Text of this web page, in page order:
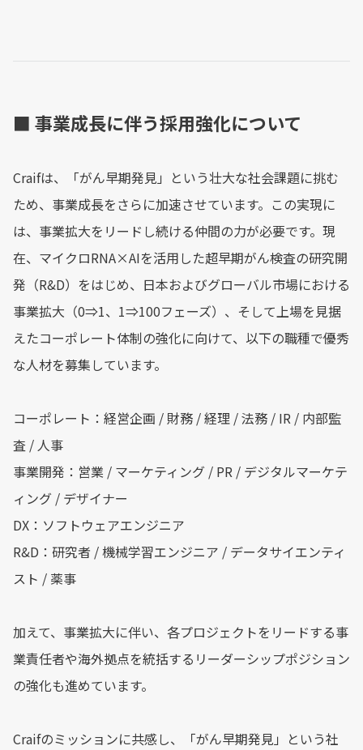
■ 事業成長に伴う採用強化について
Craifは、「がん早期発見」という壮大な社会課題に挑む
ため、事業成長をさらに加速させています。この実現に
は、事業拡大をリードし続ける仲間の力が必要です。現
在、マイクロRNA×AIを活用した超早期がん検査の研究開
発（R&D）をはじめ、日本およびグローバル市場における
事業拡大（0⇒1、1⇒100フェーズ）、そして上場を見据
えたコーポレート体制の強化に向けて、以下の職種で優秀
な人材を募集しています。
コーポレート：経営企画 / 財務 / 経理 / 法務 / IR / 内部監
査 / 人事
事業開発：営業 / マーケティング / PR / デジタルマーケテ
ィング / デザイナー
DX：ソフトウェアエンジニア
R&D：研究者 / 機械学習エンジニア / データサイエンティ
スト / 薬事
加えて、事業拡大に伴い、各プロジェクトをリードする事
業責任者や海外拠点を統括するリーダーシップポジション
の強化も進めています。
Craifのミッションに共感し、「がん早期発見」という社